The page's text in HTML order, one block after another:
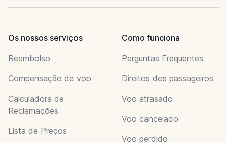
Os nossos serviços
Reembolso
Compensação de voo
Calculadora de
Reclamações
Lista de Preços
Como funciona
Perguntas Frequentes
Direitos dos passageiros
Voo atrasado
Voo cancelado
Voo perdido